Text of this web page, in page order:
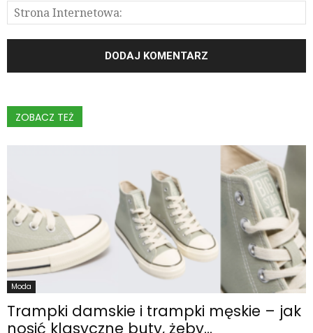
ZOBACZ TEŻ
Moda
Trampki damskie i trampki męskie – jak
nosić klasyczne buty, żeby...